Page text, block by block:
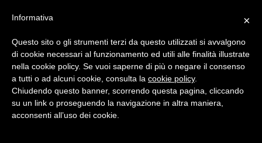
bimbi e viaggi - family travel blog: community #1 in
×
Informativa
Questo sito o gli strumenti terzi da questo utilizzati si avvalgono
di cookie necessari al funzionamento ed utili alle finalità illustrate
nella cookie policy. Se vuoi saperne di più o negare il consenso
a tutti o ad alcuni cookie, consulta la cookie policy.
Chiudendo questo banner, scorrendo questa pagina, cliccando
su un link o proseguendo la navigazione in altra maniera,
acconsenti all’uso dei cookie.